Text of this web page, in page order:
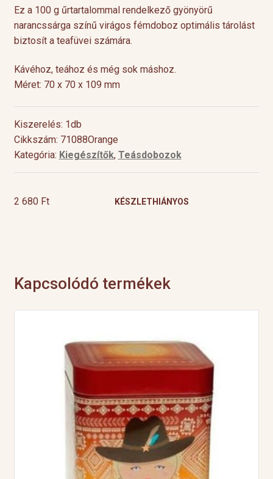
Ez a 100 g űrtartalommal rendelkező gyönyörű
narancssárga színű virágos fémdoboz optimális tárolást
biztosít a teafüvei számára.
Kávéhoz, teához és még sok máshoz.
Méret: 70 x 70 x 109 mm
Kiszerelés: 1db
Cikkszám: 71088Orange
Kategória: Kiegészítők, Teásdobozok
2 680 Ft KÉSZLETHIÁNYOS
Kapcsolódó termékek